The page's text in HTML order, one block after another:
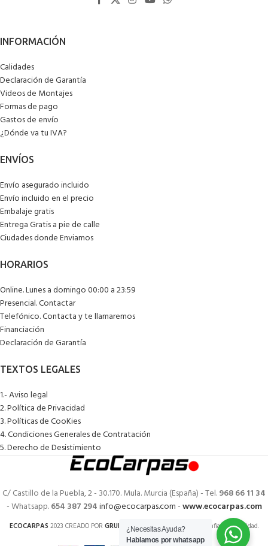
Calidades
Declaración de Garantía
Videos de Montajes
Formas de pago
Gastos de envío
¿Dónde va tu IVA?
Envío asegurado incluido
Envío incluido en el precio
Embalaje gratis
Entrega Gratis a pie de calle
Ciudades donde Enviamos
Online. Lunes a domingo 00:00 a 23:59
Presencial. Contactar
Telefónico. Contacta y te llamaremos
Financiación
Declaración de Garantía
1.- Aviso legal
2. Política de Privacidad
3. Políticas de CooKies
4. Condiciones Generales de Contratación
5. Derecho de Desistimiento
C/ Castillo de la Puebla, 2 - 30.170. Mula. Murcia (España) - Tel.968 66 11 34
- Whatsapp.654 387 294info@ecocarpas.com-www.ecocarpas.com
ECOCARPAS 2023 CREADO POR GRUPOECOTIENDAS. Tiendas de confianza y calidad.
¿Necesitas Ayuda?
Hablamos por whatsapp